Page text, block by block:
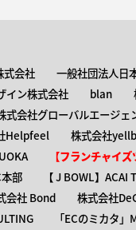
式会社 一般社団法人日
イン株式会社 blan
式会社グローバルエージェ
Helpfeel 株式会社
【​フランチャイ
部
【 ​J BOWL】ACAI
会社 Bond 株式会社
「ECのミカタ